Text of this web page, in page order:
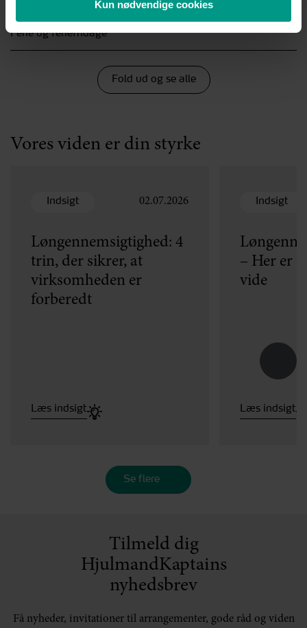
Kun nødvendige cookies
Ferie og feriefridage
Fold ud og se alle
Vores viden er din styrke
Indsigt 02.07.2026
Løngennemsigtighed: 4
trin, der sikrer, at
virksomheden er
forberedt
Læs indsigt
Indsigt
– Her er
vide
Læs indsigt
Se flere
Tilmeld dig
HjulmandKaptains
nyhedsbrev
Få nyheder, invitationer til arrangementer, gode råd og viden